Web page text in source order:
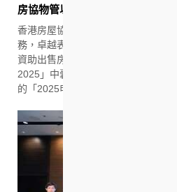
房協物管以人為本 優質服務奪多
香港房屋協會（房協）致力為居民提
務，卓越表現一直備受業界肯定。最
資助出售房屋項目，在香港設施管理
2025」中囊括十大獎項。而兩名房
的「2025申訴專員嘉許獎」中榮獲「